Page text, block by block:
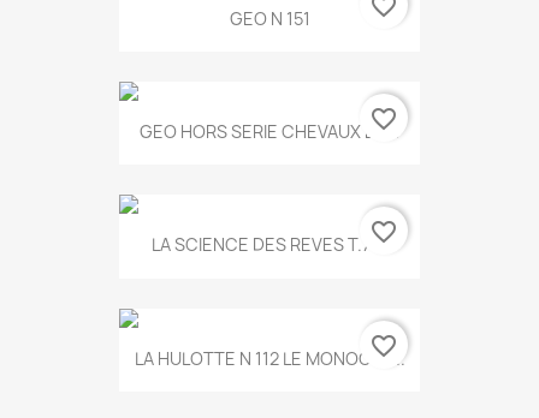
GEO N 151
GEO HORS SERIE CHEVAUX ET...
favorite_border
LA SCIENCE DES REVES T.787
favorite_border
LA HULOTTE N 112 LE MONOCLE...
favorite_border